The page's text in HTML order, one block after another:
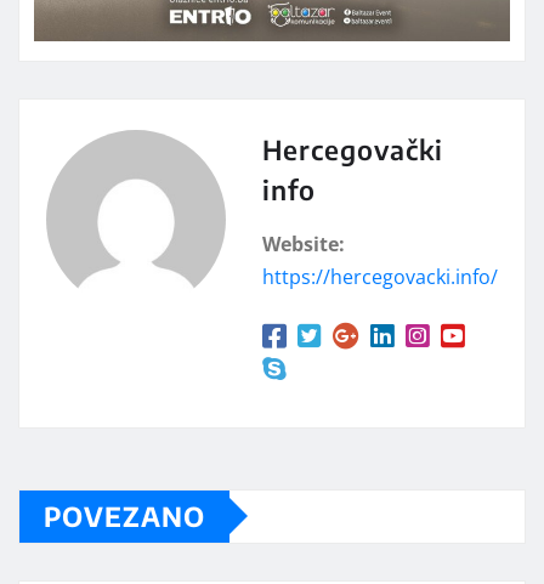
Hercegovački
info
Website:
https://hercegovacki.info/
POVEZANO